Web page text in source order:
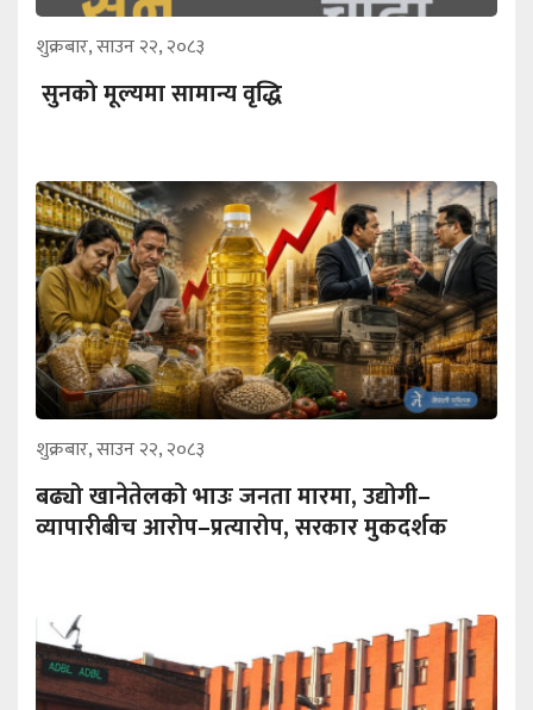
शुक्रबार, साउन २२, २०८३
सुनको मूल्यमा सामान्य वृद्धि
शुक्रबार, साउन २२, २०८३
बढ्यो खानेतेलको भाउः जनता मारमा, उद्योगी–
व्यापारीबीच आरोप–प्रत्यारोप, सरकार मुकदर्शक